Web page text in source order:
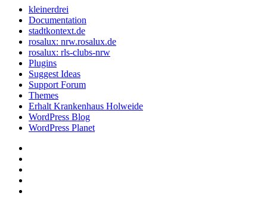
kleinerdrei
Documentation
stadtkontext.de
rosalux: nrw.rosalux.de
rosalux: rls-clubs-nrw
Plugins
Suggest Ideas
Support Forum
Themes
Erhalt Krankenhaus Holweide
WordPress Blog
WordPress Planet